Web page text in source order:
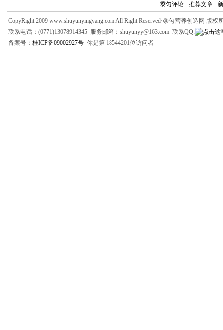
黍匀评论 - 推荐文章 -
CopyRight 2009 www.shuyunyingyang.com All Right Reserved·黍匀营养创造网 版权
联系电话：(0771)13078914345 服务邮箱：shuyunyy@163.com 联系QQ:
备案号： 桂ICP备09002927号 你是第 18544201位访问者